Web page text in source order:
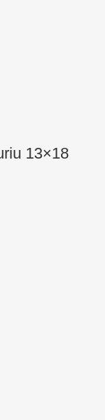
13×18